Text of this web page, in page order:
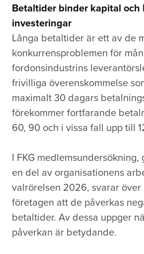
Betaltider binder kapital och
investeringar
Långa betaltider är ett av de
konkurrensproblemen för
fordonsindustrins
frivilliga överenskommelse
maximalt 30 dagars
förekommer fortfarande
60, 90 och i vissa fall upp till
I FKG medlemsundersökning,
en del av organisationens
valrörelsen 2026, svarar
företagen att de påverkas
betaltider. Av dessa uppger
påverkan är betydande.